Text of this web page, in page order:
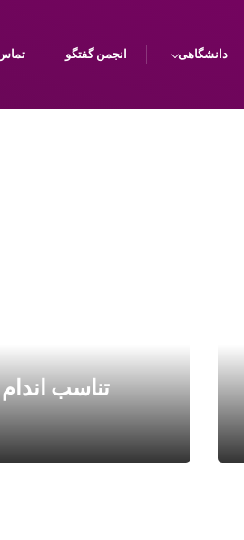
دانشگاهی انجمن گفتگو تماس
تناسب